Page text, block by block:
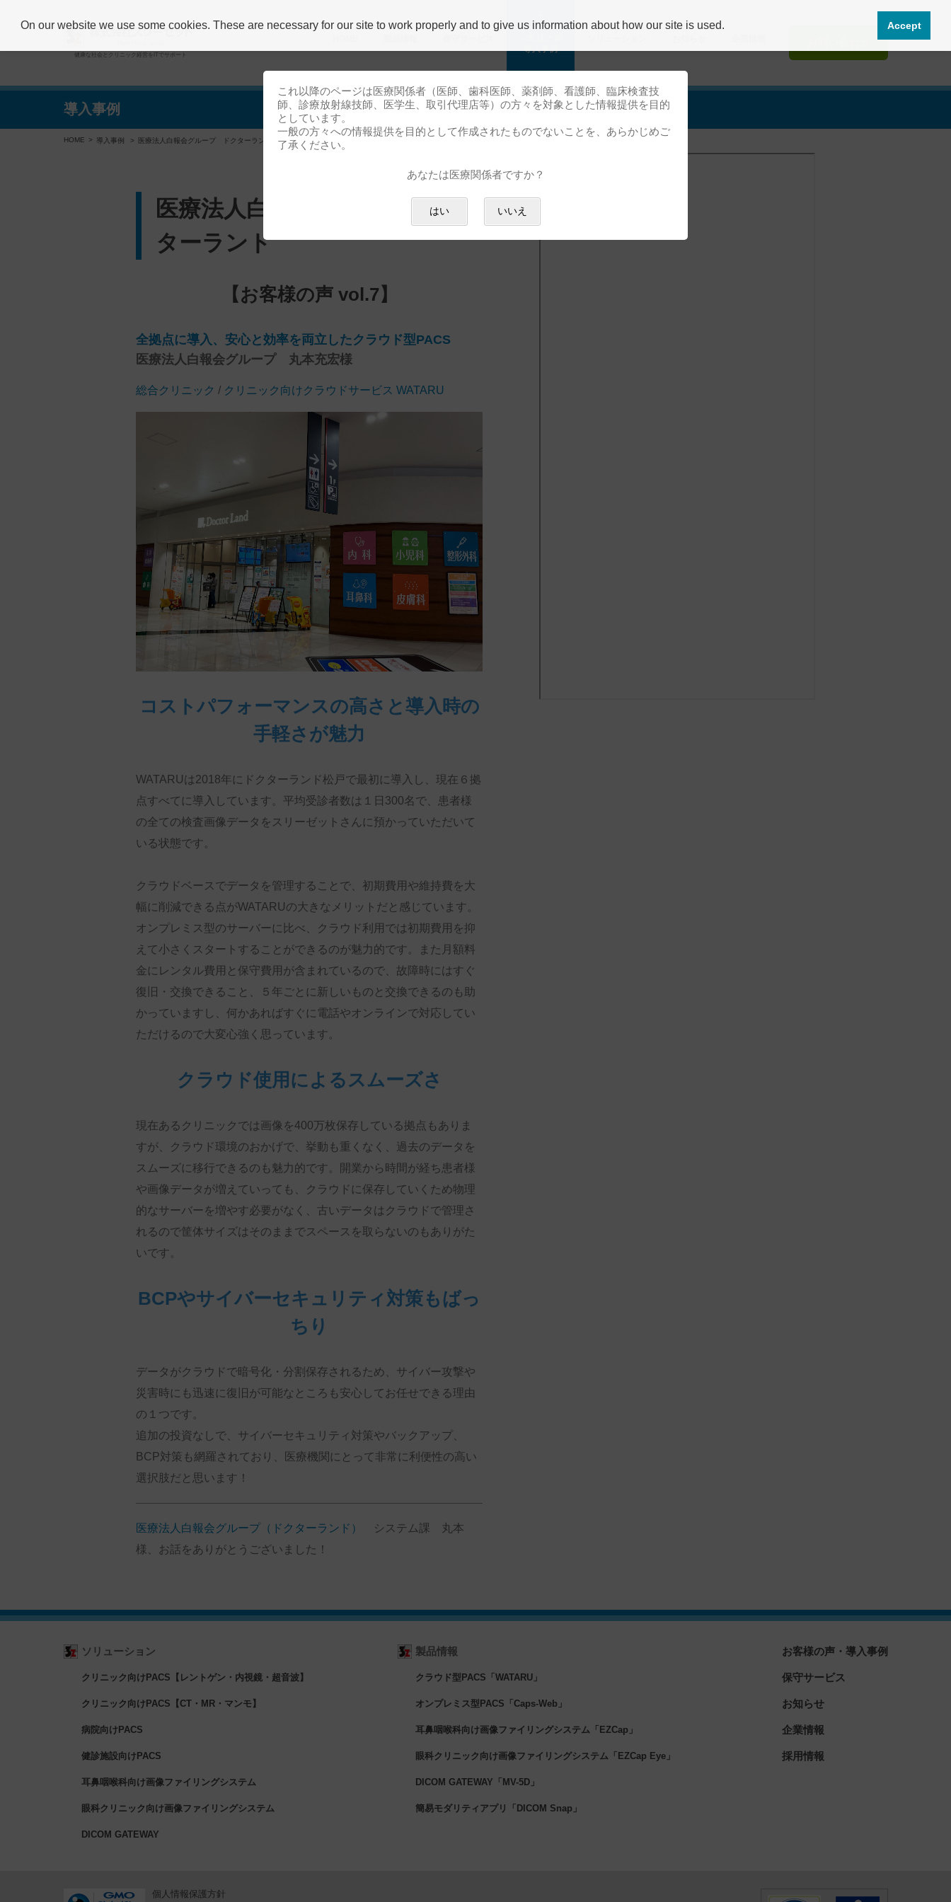
健康な社会とクリニック経営をITでサポート
導⼊事例
導入事例
HOME 導入事例 医療法人白報会グループ ドクターランド
医療法人白報会グループ ドク
ターランド
【お客様の声 vol.7】
全拠点に導入、安心と効率を両立したクラウド型PACS
医療法人白報会グループ 丸本充宏様
総合クリニック / クリニック向けクラウドサービス WATARU
コストパフォーマンスの高さと導入時の
手軽さが魅力
WATARUは2018年にドクターランド松戸で最初に導入し、現在６拠
点すべてに導入しています。平均受診者数は１日 300名で、患者様
の全ての検査画像データをスリーゼットさんに預かっていただいて
いる状態です。
クラウドベースでデータを管理することで、初期費用や維持費を大
幅に削減できる点がWATARUの大きなメリットだと感じています。
オンプレミス型のサーバーに比べ、クラウド利用では初期費用を抑
えて小さくスタートすることができるのが魅力的です。また月額料
金にレンタル費用と保守費用が含まれているので、故障時にはすぐ
復旧・交換できること、５年ごとに新しいものと交換できるのも助
かっていますし、何かあればすぐに電話やオンラインで対応してい
ただけるので大変心強く思っています。
クラウド使用によるスムーズさ
現在あるクリニックでは画像を400万枚保存している拠点もありま
すが、クラウド環境のおかげで、挙動も重くなく、過去のデータを
スムーズに移行できるのも魅力的です。開業から時間が経ち患者様
や画像データが増えていっても、クラウドに保存していくため物理
的なサーバーを増やす必要がなく、古いデータはクラウドで管理さ
れるので筐体サイズはそのままでスペースを取らないのもありがた
いです。
BCPやサイバーセキュリティ対策もばっ
ちり
データがクラウドで暗号化・分割保存されるため、サイバー攻撃や
災害時にも迅速に復旧が可能なところも安心してお任せできる理由
の１つです。
追加の投資なしで、サイバーセキュリティ対策やバックアップ、
BCP対策も網羅されており、医療機関にとって非常に利便性の高い
選択肢だと思います！
医療法人白報会グループ（ドクターランド）
システム課 丸本
様
、お話をありがとうございました！
これ以降のページは医療関係者（医師、歯科医師、薬剤師、看護師、臨床検査技
師、診療放射線技師、医学生、取引代理店等）の方々を対象とした情報提供を目的
としています。
一般の方々への情報提供を目的として作成されたものでないことを、あらかじめご
了承ください。
あなたは医療関係者ですか？
はい いいえ
ソリューション
クリニック向けPACS【レントゲン・内視鏡・超音波】
クリニック向けPACS【CT・MR・マンモ】
病院向けPACS
健診施設向けPACS
耳鼻咽喉科向け画像ファイリングシステム
眼科クリニック向け画像ファイリングシステム
DICOM GATEWAY
製品情報
クラウド型PACS「WATARU」
オンプレミス型PACS「Caps-Web」
耳鼻咽喉科向け画像ファイリングシステム「EZCap」
眼科クリニック向け画像ファイリングシステム「EZCap Eye」
DICOM GATEWAY「MV-5D」
簡易モダリティアプリ「DICOM Snap」
お客様の声・導入事例
保守サービス
お知らせ
企業情報
採用情報
個人情報保護方針
On our website we use some cookies. These are necessary for our site to work properly and to give us information about how our site is used. Accept